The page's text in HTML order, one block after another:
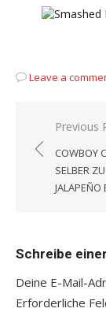
Leave a
Previous
COWBOY
SELBER
JALAPEÑO
Schreibe
Deine E-Mail-
Erforderliche